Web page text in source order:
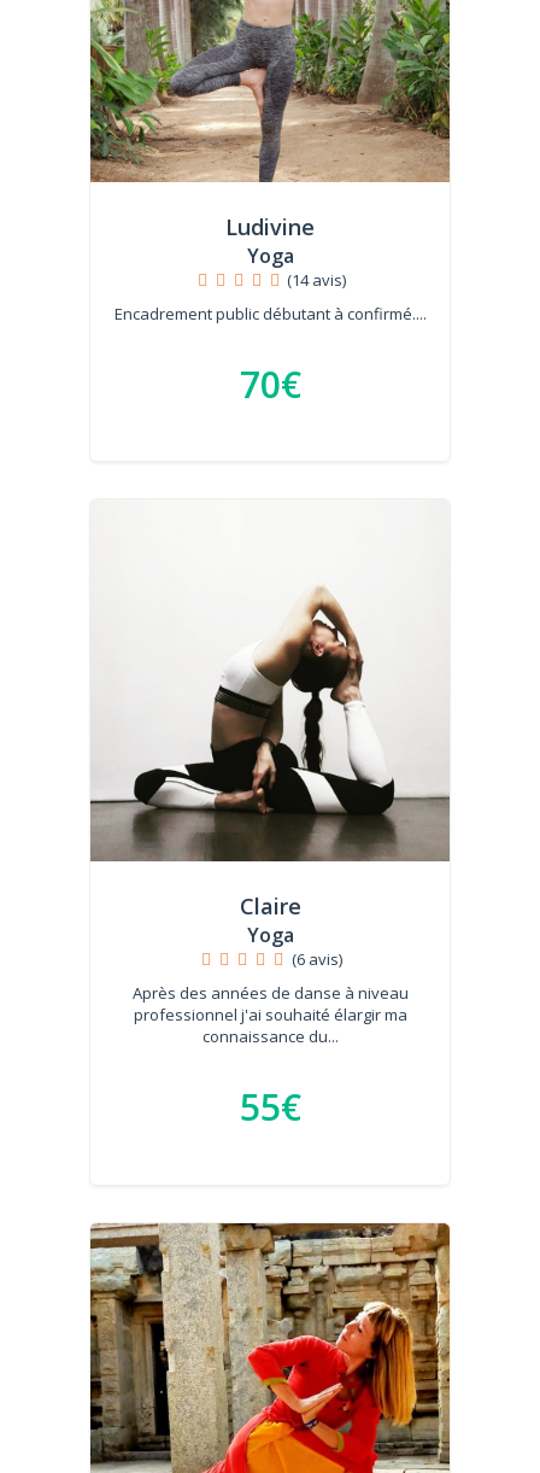
Ludivine
Yoga
(14 avis)
Encadrement public débutant à confirmé....
70€
Claire
Yoga
(6 avis)
Après des années de danse à niveau
professionnel j'ai souhaité élargir ma
connaissance du...
55€